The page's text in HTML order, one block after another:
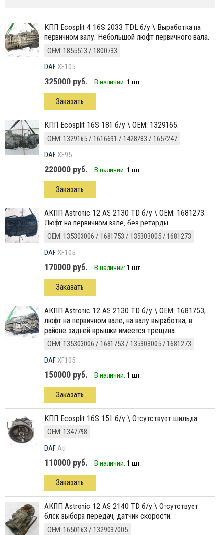
КПП Ecosplit 4 16S 2033 TDL б/у \ Выработка на
первичном валу. Небольшой люфт первичного вала.
ОЕМ: 1855513 / 1800733
DAFXF105
325000 руб. В наличии: 1 шт.
Заказать
КПП Ecosplit 16S 181 б/у \ ОЕМ: 1329165.
ОЕМ: 1329165 / 1616691 / 1428283 / 1657247
DAFXF95
220000 руб. В наличии: 1 шт.
Заказать
АКПП Astronic 12 AS 2130 TD б/у \ ОЕМ: 1681273.
Люфт на первичном вале, без ретарды
ОЕМ: 135303006 / 1681753 / 135303005 / 1681273
DAFXF105
170000 руб. В наличии: 1 шт.
Заказать
АКПП Astronic 12 AS 2130 TD б/у \ ОЕМ: 1681753,
люфт на первичном вале, на валу выработка, в
районе задней крышки имеется трещина.
ОЕМ: 135303006 / 1681753 / 135303005 / 1681273
DAFXF105
150000 руб. В наличии: 1 шт.
Заказать
КПП Ecosplit 16S 151 б/у \ Отсутствует шильда.
ОЕМ: 1347798
DAFAti
110000 руб. В наличии: 1 шт.
Заказать
АКПП Astronic 12 AS 2140 TD б/у \ Отсутствует
блок выбора передач, датчик скорости.
ОЕМ: 1650163 / 1329037005